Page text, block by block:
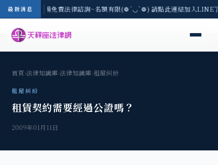
最新消息
區-8/3(一) 現場免費法律諮詢~名額有限(❁´◡`❁) 請點此連結加入
首頁›法律知識庫›法律知識庫›租屋糾紛
租屋糾紛
租賃契約需要經過公證嗎？
2009年01月11日